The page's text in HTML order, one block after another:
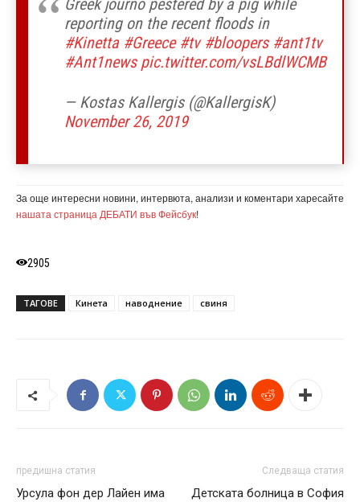
Greek journo pestered by a pig while
reporting on the recent floods in
#Kinetta #Greece #tv #bloopers #ant1tv
#Ant1news pic.twitter.com/vsLBdlWCMB
— Kostas Kallergis (@KallergisK)
November 26, 2019
За още интересни новини, интервюта, анализи и коментари харесайте
нашата страница ДЕБАТИ във Фейсбук!
2905
ТАГОВЕ Кинета наводнение свиня
предишна статия
Урсула фон дер Лайен има
Следваща статия
Детската болница в София